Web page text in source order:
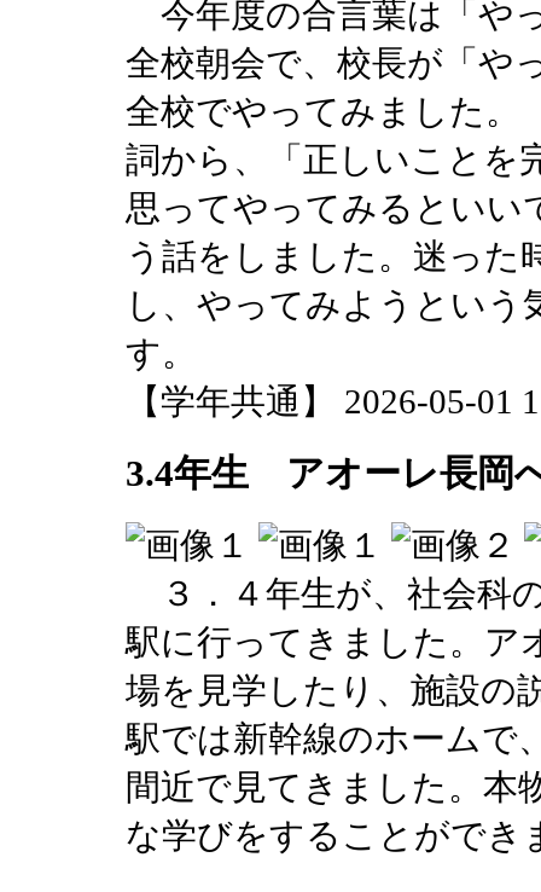
今年度の合言葉は「や
全校朝会で、校長が「や
全校でやってみました。
詞から、「正しいことを
思ってやってみるといい
う話をしました。迷った
し、やってみようとい
す。
【学年共通】 2026-05-01
3.4年生 アオーレ長岡
３．４年生が、社会科
駅に行ってきました。ア
場を見学したり、施設の
駅では新幹線のホームで
間近で見てきました。本
な学びをすることができ